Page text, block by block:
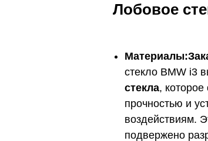
Лобовое
стекло BMW i3
стекла,
прочностью и
воздействиям.
подвержено